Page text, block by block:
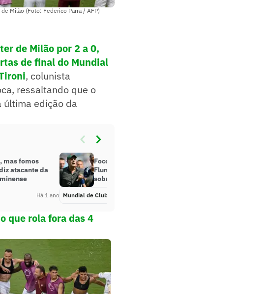
Milão (Foto: Federico Parra / AFP)
de Milão por 2 a 0,
de final do Mundial
, colunista
ressaltando que o
última edição da
mas fomos
atacante da
Há 1 ano
Foco e coragem: Renato guia
Fluminense em vitória histórica
sobre a Inter de Milão
Mundial de Clubes
que rola fora das 4